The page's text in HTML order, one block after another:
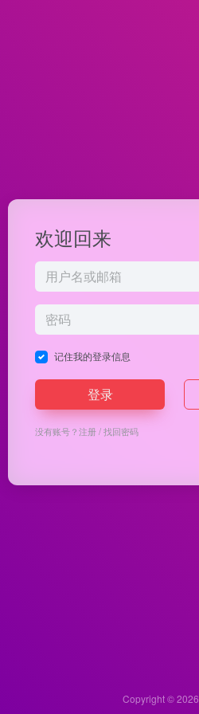
欢迎回来
记住我的登录信息
登录
没有账号？注册/找回密码
Copyright © 2026